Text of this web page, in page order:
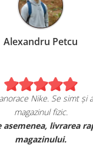
Sunt foarte
Am comandat o
fericita